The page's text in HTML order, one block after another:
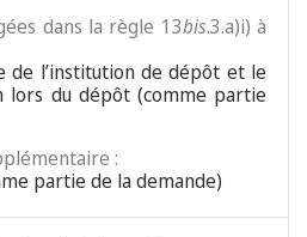
dans la règle 13bis.3.a)i) à
de l’institution de dépôt et le
lors du dépôt (comme partie
:
partie de la demande)